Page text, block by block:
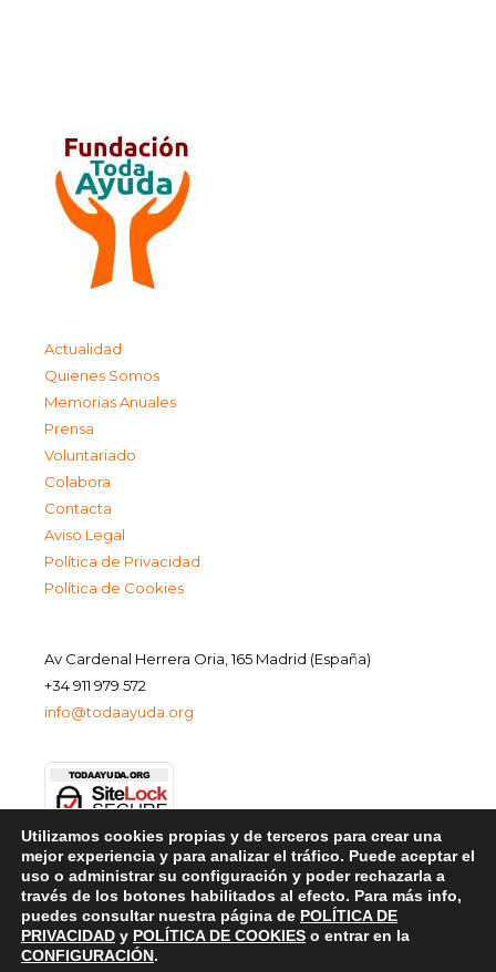
Actualidad
Quienes Somos
Memorias Anuales
Prensa
Voluntariado
Colabora
Contacta
Aviso Legal
Política de Privacidad
Política de Cookies
Av Cardenal Herrera Oria, 165 Madrid (España)
+34 911 979 572
info@todaayuda.org
Utilizamos cookies propias y de terceros para crear una
mejor experiencia y para analizar el tráfico. Puede aceptar el
uso o administrar su configuración y poder rechazarla a
través de los botones habilitados al efecto. Para más info,
puedes consultar nuestra página de POLÍTICA DE
PRIVACIDAD y POLÍTICA DE COOKIES o entrar en la
CONFIGURACIÓN.